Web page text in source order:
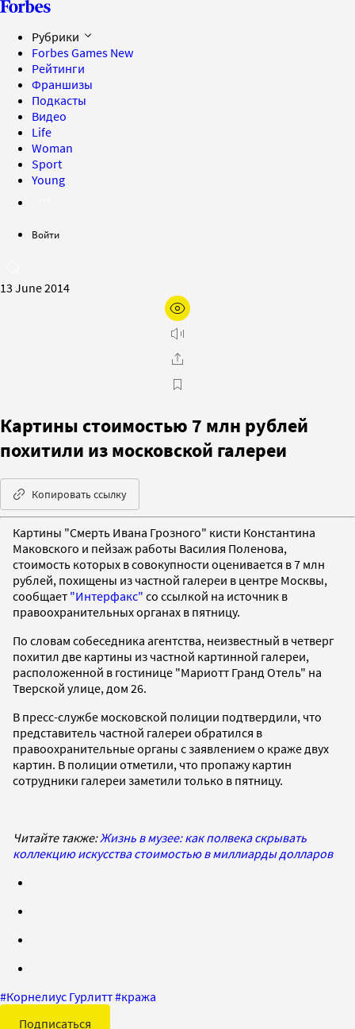
Рубрики
Forbes Games New
Рейтинги
Франшизы
Подкасты
Видео
Life
Woman
Sport
Young
Войти
13 June 2014
Картины стоимостью 7 млн рублей
похитили из московской галереи
Копировать ссылку
Картины "Смерть Ивана Грозного" кисти Константина
Маковского и пейзаж работы Василия Поленова,
стоимость которых в совокупности оценивается в 7 млн
рублей, похищены из частной галереи в центре Москвы,
сообщает "Интерфакс" со ссылкой на источник в
правоохранительных органах в пятницу.
По словам собеседника агентства, неизвестный в четверг
похитил две картины из частной картинной галереи,
расположенной в гостинице "Мариотт Гранд Отель" на
Тверской улице, дом 26.
В пресс-службе московской полиции подтвердили, что
представитель частной галереи обратился в
правоохранительные органы с заявлением о краже двух
картин. В полиции отметили, что пропажу картин
сотрудники галереи заметили только в пятницу.
Читайте также:Жизнь в музее: как полвека скрывать
коллекцию искусства стоимостью в миллиарды долларов
#Корнелиус Гурлитт#кража
Подписаться